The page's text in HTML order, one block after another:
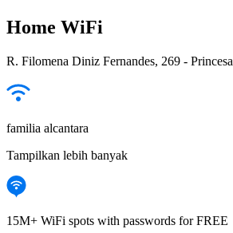
Home WiFi
R. Filomena Diniz Fernandes, 269 - Princesa
familia alcantara
Tampilkan lebih banyak
15M+ WiFi spots with passwords for FREE